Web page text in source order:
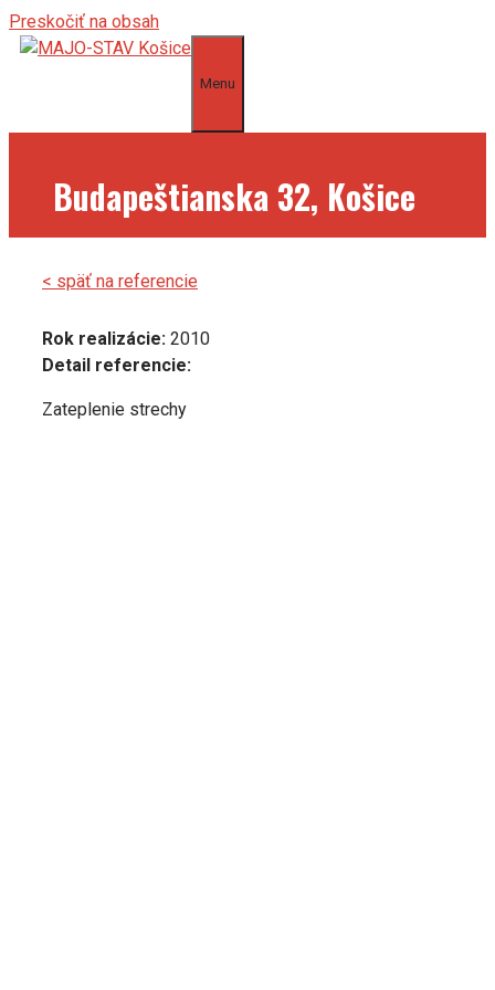
Preskočiť na obsah
Menu
Budapeštianska 32, Košice
< späť na referencie
Rok realizácie: 2010
Detail referencie:
Zateplenie strechy